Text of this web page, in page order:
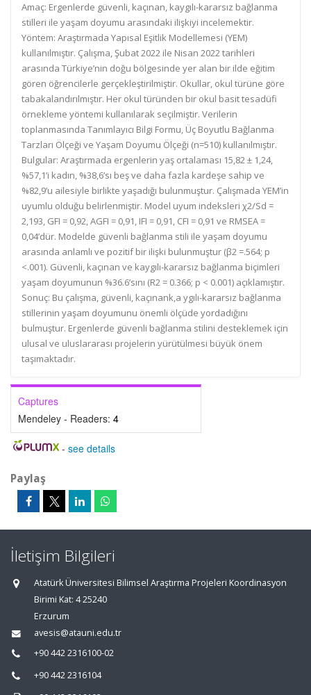
Amaç: Ergenlerde güvenli, kaçınan, kaygılı-kararsız bağlanma
stilleri ile yaşam doyumu arasındaki ilişkiyi incelemektir.
Yöntem: Araştırmada Yapısal Eşitlik Modellemesi (YEM)
kullanılmıştır. Çalışma, Şubat 2022 ile Nisan 2022 tarihleri
arasında Türkiye’nin doğu bölgesinde yer alan bir ilde eğitim
gören öğrencilerle gerçekleştirilmiştir. Okullar, okul türüne göre
tabakalandırılmıştır. Her okul türünden bir okul basit tesadüfi
örnekleme yöntemi kullanılarak seçilmiştir. Verilerin
toplanmasında Tanımlayıcı Bilgi Formu, Üç Boyutlu Bağlanma
Tarzları Ölçeği ve Yaşam Doyumu Ölçeği (n=510) kullanılmıştır.
Bulgular: Araştırmada ergenlerin yaş ortalaması 15,82 ± 1,24,
%57,1’i kadın, %38,6’sı beş ve daha fazla kardeşe sahip ve
%82,9’u ailesiyle birlikte yaşadığı bulunmuştur. Çalışmada YEM’in
uyumlu olduğu belirlenmiştir. Model uyum indeksleri χ2/Sd =
2,193, GFI = 0,92, AGFI = 0,91, IFI = 0,91, CFI = 0,91 ve RMSEA =
0,04’dür. Modelde güvenli bağlanma stili ile yaşam doyumu
arasında anlamlı ve pozitif bir ilişki bulunmuştur (β2 =.564; p
<.001). Güvenli, kaçınan ve kaygılı-kararsız bağlanma biçimleri
yaşam doyumunun %36.6’sını (R2 = 0.366; p < 0.001) açıklamıştır.
Sonuç: Bu çalışma, güvenli, kaçınank,a ygılı-kararsız bağlanma
stillerinin yaşam doyumunu önemli ölçüde yordadığını
bulmuştur. Ergenlerde güvenli bağlanma stilini desteklemek için
ulusal ve uluslararası projelerin yürütülmesi büyük önem
taşımaktadır.
Captures
Mendeley - Readers: 4
- see details
Paylaş
İletişim Bilgileri
Atatürk Üniversitesi Bilimsel Araştırma Projeleri Koordinasyon
Birimi Kat: 4 25240
Erzurum
avesis@atauni.edu.tr
+90 442 2316100-02
+90 442 2316104